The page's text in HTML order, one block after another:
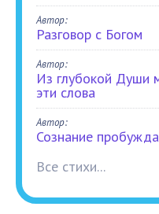
Автор:
Разговор с Богом
Автор:
Из глубокой Души
эти слова
Автор:
Сознание
Все стихи...